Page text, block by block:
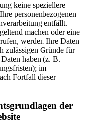
keine speziellere
personenbezogenen
entfällt.
machen oder eine
werden Ihre Daten
zulässigen Gründe für
haben (z. B.
im
Fortfall dieser
der